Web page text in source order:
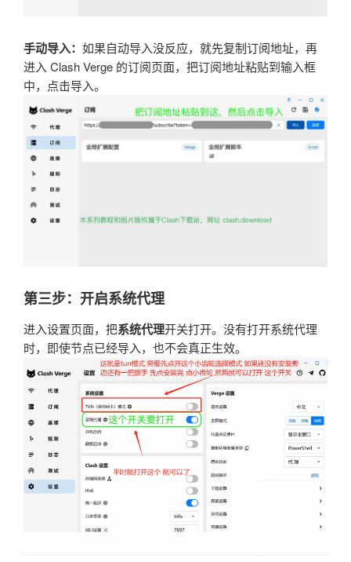
手动导入： 如果自动导入没反应，就先复制订阅地址，再
进入 Clash Verge 的订阅页面，把订阅地址粘贴到输入框
中，点击导入。
第三步：开启系统代理
进入设置页面，把系统代理开关打开。没有打开系统代理
时，即使节点已经导入，也不会真正生效。